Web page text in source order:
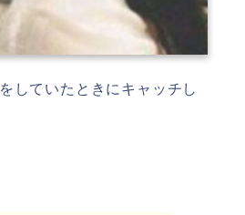
していたときにキャッチし